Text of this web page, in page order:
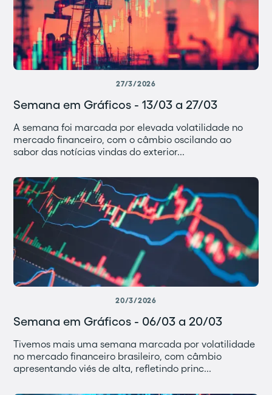
27/3/2026
Semana em Gráficos - 13/03 a 27/03
A semana foi marcada por elevada volatilidade no
mercado financeiro, com o câmbio oscilando ao
sabor das notícias vindas do exterior...
20/3/2026
Semana em Gráficos - 06/03 a 20/03
Tivemos mais uma semana marcada por volatilidade
no mercado financeiro brasileiro, com câmbio
apresentando viés de alta, refletindo princ...